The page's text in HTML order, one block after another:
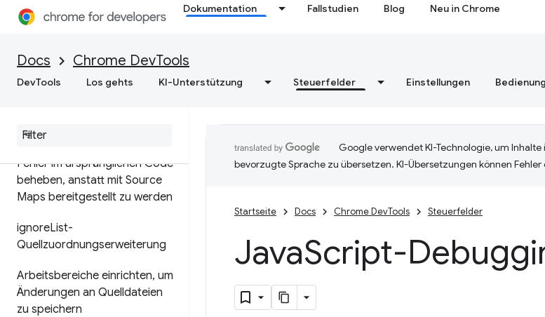
Dokumentation Fallstudien Blog Neu in Chrome
Docs Chrome DevTools
DevTools Los gehts KI-Unterstützung Steuerfelder Einstellungen
Übersicht
Code mit Haltepunkten
pausieren
ausführen
Fehler im ursprünglichen Code
beheben, anstatt mit Source
Maps bereitgestellt zu werden
ignoreList-
Quellzuordnungserweiterung
Arbeitsbereiche einrichten, um
Änderungen an Quelldateien
zu speichern
Google verwendet KI-Technologie, um Inhalte
bevorzugte Sprache zu übersetzen. KI-Übersetzungen können Fehler
Startseite Docs Chrome DevTools Steuerfelder
JavaScript-